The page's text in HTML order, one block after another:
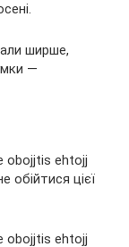
ширше,
—